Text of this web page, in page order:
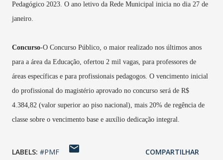
Pedagógico 2023. O ano letivo da Rede Municipal inicia no dia 27 de
janeiro.
Concurso-O Concurso Público, o maior realizado nos últimos anos
para a área da Educação, ofertou 2 mil vagas, para professores de
áreas específicas e para profissionais pedagogos. O vencimento inicial
do profissional do magistério aprovado no concurso será de R$
4.384,82 (valor superior ao piso nacional), mais 20% de regência de
classe sobre o vencimento base e auxílio dedicação integral.
LABELS: #PMF COMPARTILHAR